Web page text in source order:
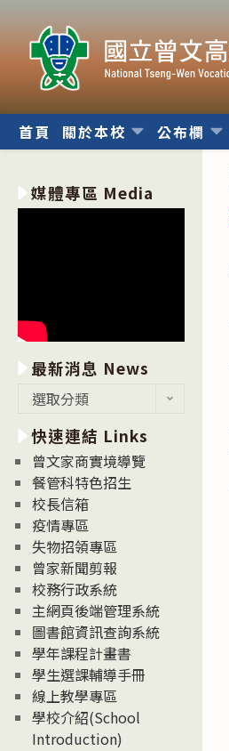
內
首頁 關於本校 公布欄
媒體專區 Media
最新消息 News
消
息
News
選取分類
快速連結 Links
曾文家商實境導覽
餐管科特色招生
校長信箱
疫情專區
失物招領專區
曾家新聞剪報
校務行政系統
主網頁後端管理系統
圖書館資訊查詢系統
學年課程計畫書
學生選課輔導手冊
線上教學專區
學校介紹(School
Introduction)